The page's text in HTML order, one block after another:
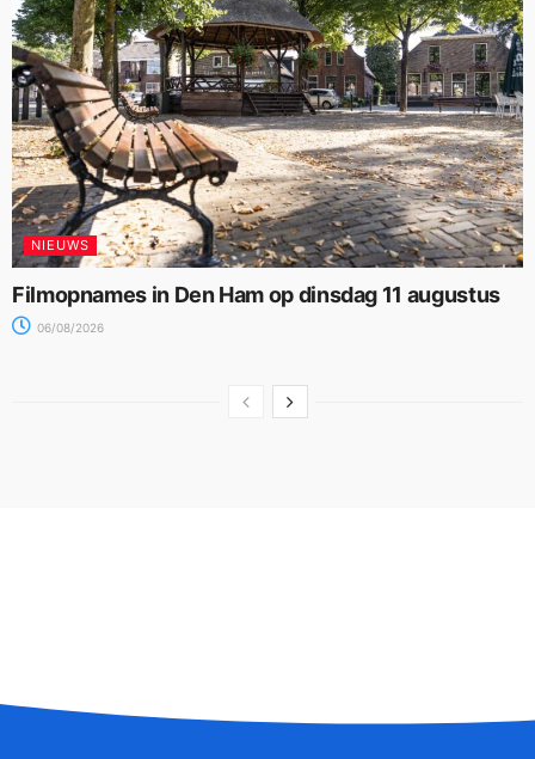
NIEUWS
Filmopnames in Den Ham op dinsdag 11 augustus
06/08/2026